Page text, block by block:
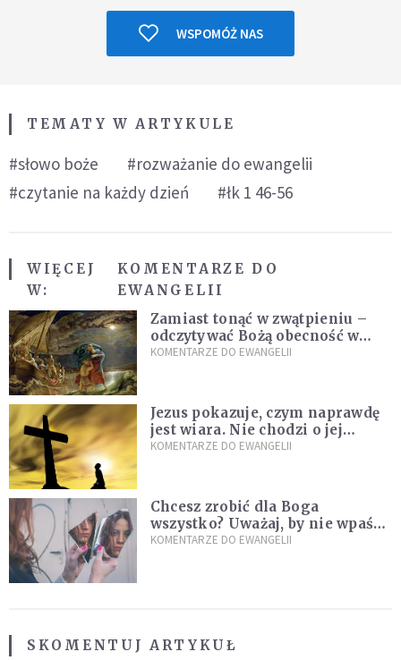
WSPOMÓŻ NAS
TEMATY W ARTYKULE
#słowo boże
#rozważanie do ewangelii
#czytanie na każdy dzień
#łk 1 46-56
WIĘCEJ
W:
KOMENTARZE DO
EWANGELII
Zamiast tonąć w zwątpieniu –
odczytywać Bożą obecność w
burzach codziennego życia
KOMENTARZE DO EWANGELII
Jezus pokazuje, czym naprawdę
jest wiara. Nie chodzi o jej
wielkość
KOMENTARZE DO EWANGELII
Chcesz zrobić dla Boga
wszystko? Uważaj, by nie wpaść
w groźną pułapkę
KOMENTARZE DO EWANGELII
SKOMENTUJ ARTYKUŁ